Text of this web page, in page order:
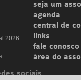
2026
seja um
agenda
central de
links
fale conosco
área do
sociais